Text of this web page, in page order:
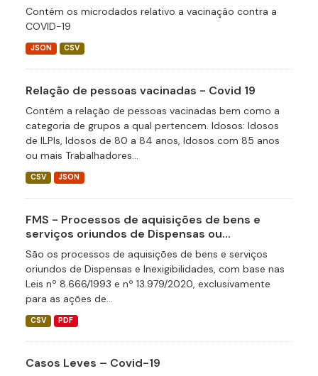
Contém os microdados relativo a vacinação contra a
COVID-19
JSON CSV
Relação de pessoas vacinadas - Covid 19
Contém a relação de pessoas vacinadas bem como a
categoria de grupos a qual pertencem. Idosos: Idosos
de ILPIs, Idosos de 80 a 84 anos, Idosos com 85 anos
ou mais Trabalhadores...
CSV JSON
FMS - Processos de aquisições de bens e
serviços oriundos de Dispensas ou...
São os processos de aquisições de bens e serviços
oriundos de Dispensas e Inexigibilidades, com base nas
Leis nº 8.666/1993 e nº 13.979/2020, exclusivamente
para as ações de...
CSV PDF
Casos Leves – Covid-19